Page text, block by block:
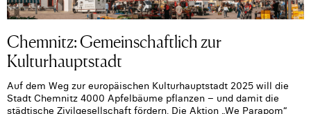
Chemnitz: Gemeinschaftlich zur
Kulturhauptstadt
Auf dem Weg zur europäischen Kulturhauptstadt 2025 will die
Stadt Chemnitz 4000 Apfelbäume pflanzen – und damit die
städtische Zivilgesellschaft fördern. Die Aktion „We Parapom“